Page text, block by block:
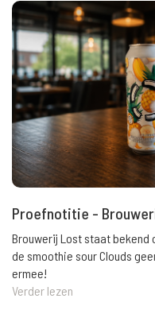
Proefnotitie -
Brouwerij Lost staat bekend
de smoothie sour Clouds
ermee!
Verder lezen